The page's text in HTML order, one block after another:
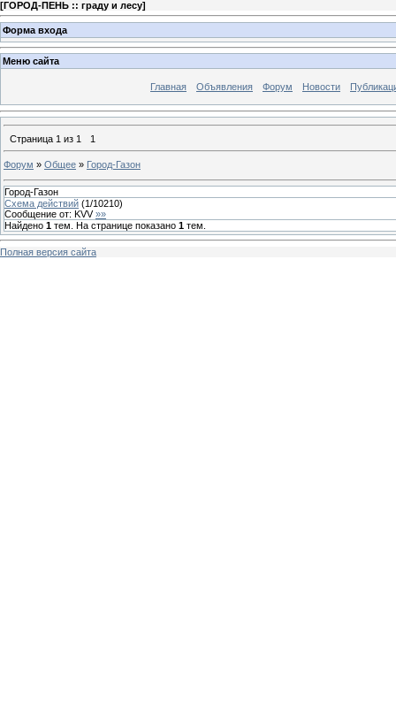
[ГОРОД-ПЕНЬ :: граду и лесу]
Форма входа
Меню сайта
Главная Объявления Форум Новости
Страница 1 из 1 1
Форум » Общее » Город-Газон
Город-Газон
Схема действий (1/10210)
Сообщение от: KVV »»
Найдено 1 тем. На странице показано 1 тем.
Полная версия сайта